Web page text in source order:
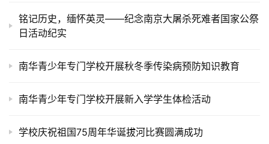
心
国
少
年
逆
铭记历史，缅怀英灵——纪念南京大屠杀死难者国家公祭
日活动纪实
南华青少年专门学校开展秋冬季传染病预防知识教育
南华青少年专门学校开展新入学学生体检活动
学校庆祝祖国75周年华诞拔河比赛圆满成功